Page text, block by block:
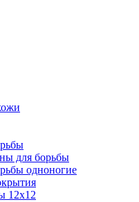
для борьбы
одноногие
12х12